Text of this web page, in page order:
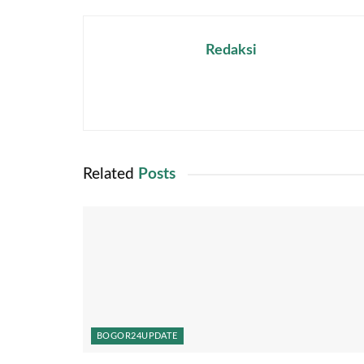
Redaksi
Related Posts
BOGOR24UPDATE